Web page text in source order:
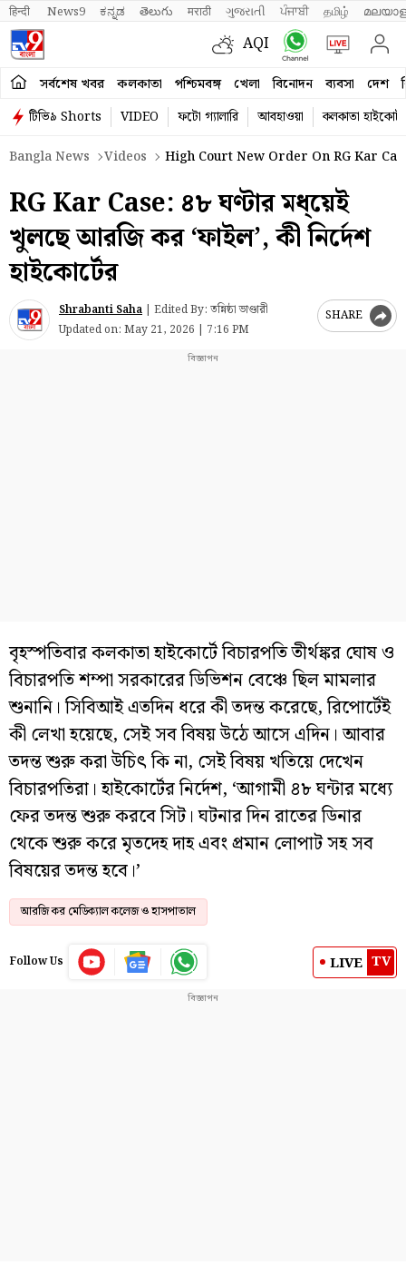
हिन्दी News9 ಕನ್ನಡ తెలుగు मराठी ગુજરાતી ਪੰਜਾਬੀ தமிழ்
AQI
সর্বশেষ খবর কলকাতা পশ্চিমবঙ্গ খেলা বিনোদন ব্যবসা দেশ
টিভি৯ Shorts VIDEO ফটো গ্যালারি আবহাওয়া
কলকাতা হাইকোর্ট
Bangla News
Videos High Court New Order On RG Kar
RG Kar Case: ৪৮ ঘণ্টার মধ্য়েই
খুলছে আরজি কর ‘ফাইল’, কী নির্দেশ
হাইকোর্টের
Shrabanti Saha | Edited By: তন্নিষ্ঠা ভাণ্ডারী
Updated on: May 21, 2026 | 7:16 PM
SHARE
বৃহস্পতিবার কলকাতা হাইকোর্টে বিচারপতি তীর্থঙ্কর ঘোষ ও
বিচারপতি শম্পা সরকারের ডিভিশন বেঞ্চে ছিল মামলার
শুনানি। সিবিআই এতদিন ধরে কী তদন্ত করেছে, রিপোর্টেই
কী লেখা হয়েছে, সেই সব বিষয় উঠে আসে এদিন। আবার
তদন্ত শুরু করা উচিৎ কি না, সেই বিষয় খতিয়ে দেখেন
বিচারপতিরা। হাইকোর্টের নির্দেশ, ‘আগামী ৪৮ ঘন্টার মধ্যে
ফের তদন্ত শুরু করবে সিট। ঘটনার দিন রাতের ডিনার
থেকে শুরু করে মৃতদেহ দাহ এবং প্রমান লোপাট সহ সব
বিষয়ের তদন্ত হবে।’
আরজি কর মেডিক্যাল কলেজ ও হাসপাতাল
Follow Us LIVE TV